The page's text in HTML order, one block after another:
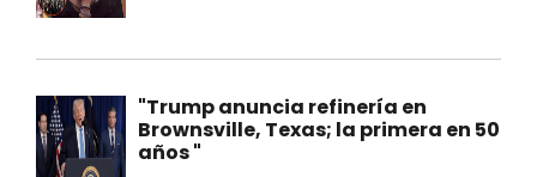
"Trump anuncia refinería en
Brownsville, Texas; la primera en 50
años "